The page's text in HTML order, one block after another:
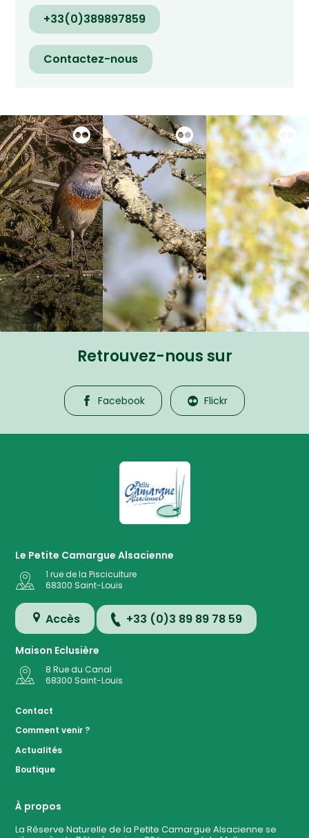
+33(0)389897859
Contactez-nous
Retrouvez-nous sur
Facebook Flickr
La Petite Camargue
Le Petite Camargue Alsacienne
1 rue de la Pisciculture
68300 Saint-Louis
Accès +33 (0)3 89 89 78 59
Maison Eclusière
8 Rue du Canal
68300 Saint-Louis
Contact
Comment venir ?
Actualités
Boutique
À propos
La Réserve Naturelle de la Petite Camargue Alsacienne se